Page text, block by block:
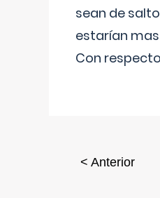
sean de
estarían
Con respecto
< Anterior